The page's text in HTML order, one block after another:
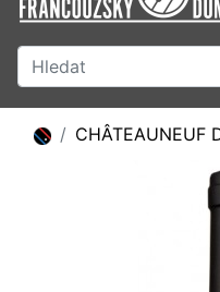
CHÂTEAUNEUF